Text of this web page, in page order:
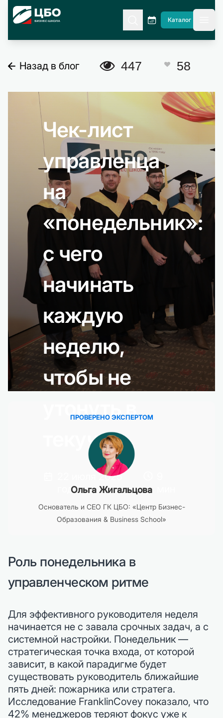
CBO
Каталог
Назад в блог A 447 C 58
Чек-лист
управленца
на
«понедельник»:
с чего
начинать
каждую
неделю,
чтобы не
утонуть в
текучке
22 июля 2025
года
ПРОВЕРЕНО ЭКСПЕРТОМ
Ольга Жигальцова
Основатель и CEO ГК ЦБО: «Центр Бизнес-
Образования & Business School»
Роль понедельника в
управленческом ритме
Для эффективного руководителя неделя
начинается не с завала срочных задач, а с
системной настройки. Понедельник —
стратегическая точка входа, от которой
зависит, в какой парадигме будет
существовать руководитель ближайшие
пять дней: пожарника или стратега.
Исследование FranklinCovey показало, что
42% менеджеров теряют фокус уже к